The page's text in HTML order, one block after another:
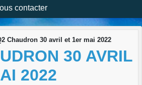
contacter
Chaudron 30 avril et 1er mai 2022
30 AVRIL
2022